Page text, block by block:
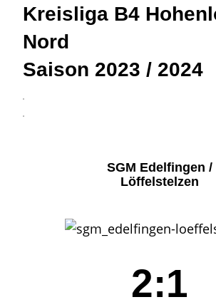
Kreisliga B4
Nord
Saison 2023 / 2024
3
4
SGM Edelfingen /
Löffelstelzen
2:1